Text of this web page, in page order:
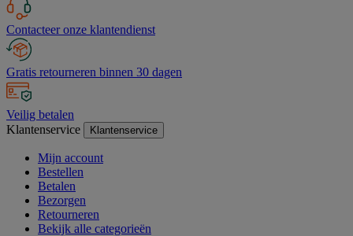
Contacteer onze klantendienst
Gratis retourneren binnen 30 dagen
Veilig betalen
Klantenservice
Klantenservice
Mijn account
Bestellen
Betalen
Bezorgen
Retourneren
Bekijk alle categorieën